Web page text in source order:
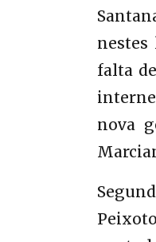
nestes
falta
nova